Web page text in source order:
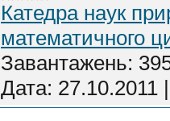
Катедра наук
математичного
Завантажень:
Дата: 27.10.2011